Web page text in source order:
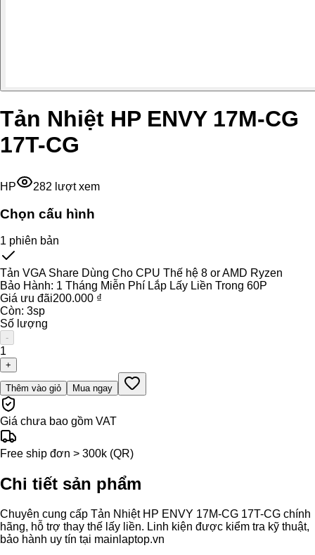
Tản Nhiệt HP ENVY 17M-CG
17T-CG
HP 282 lượt xem
Chọn cấu hình
1 phiên bản
Tản VGA Share Dùng Cho CPU Thế hệ 8 or AMD Ryzen
Bảo Hành: 1 Tháng Miễn Phí Lắp Lấy Liền Trong 60P
Giá ưu đãi200.000 ₫
Còn: 3sp
Số lượng
-
1
+
Thêm vào giỏ Mua ngay
Giá chưa bao gồm VAT
Free ship đơn > 300k (QR)
Chi tiết sản phẩm
Chuyên cung cấp Tản Nhiệt HP ENVY 17M-CG 17T-CG chính
hãng, hỗ trợ thay thế lấy liền. Linh kiện được kiểm tra kỹ thuật,
bảo hành uy tín tại mainlaptop.vn